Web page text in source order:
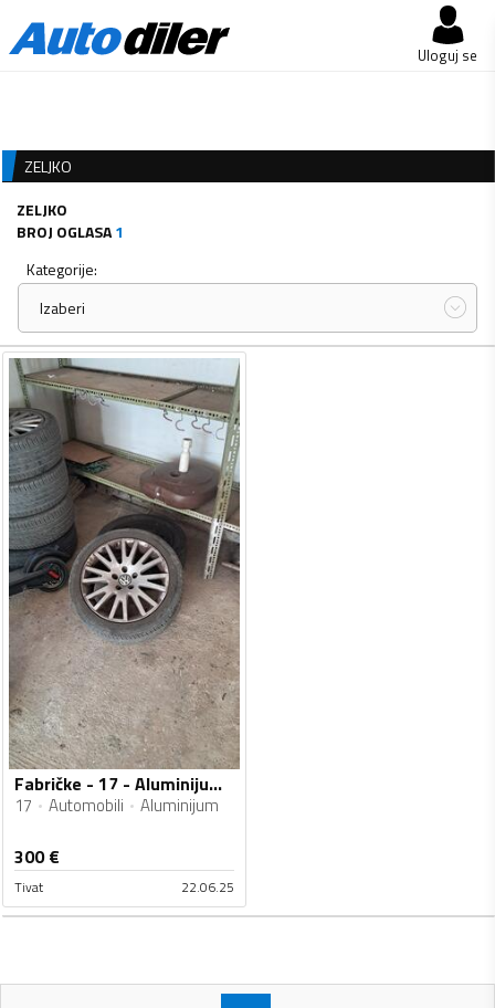
Uloguj se
ZELJKO
ZELJKO
BROJ OGLASA1
Kategorije:
Izaberi
Fabričke - 17 - Aluminijum felne
17 Automobili Aluminijum
300€
Tivat 22.06.25